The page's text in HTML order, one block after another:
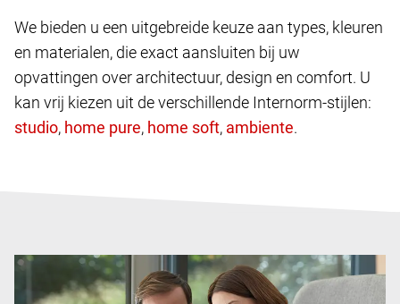
We bieden u een uitgebreide keuze aan types, kleuren
en materialen, die exact aansluiten bij uw
opvattingen over architectuur, design en comfort. U
kan vrij kiezen uit de verschillende Internorm-stijlen:
,
, , .